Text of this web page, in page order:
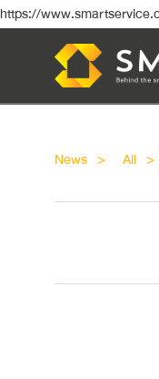
https://
News All